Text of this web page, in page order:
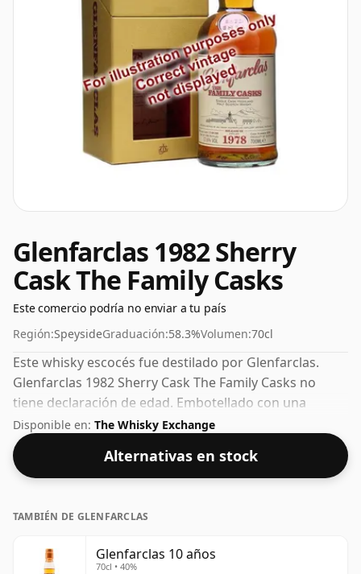
Glenfarclas 1982 Sherry
Cask The Family Casks
Este comercio podría no enviar a tu país
Región:SpeysideGraduación:58.3%Volumen:70cl
Este whisky escocés fue destilado por Glenfarclas.
Glenfarclas 1982 Sherry Cask The Family Casks no
tiene declaración de edad. Embotellado con una
agradable graduación del 58,3%, este whisky se
presenta en una botella de 70 cl.
Disponible en: The Whisky Exchange
Alternativas en stock
TAMBIÉN DE GLENFARCLAS
Glenfarclas 10 años
70cl • 40%